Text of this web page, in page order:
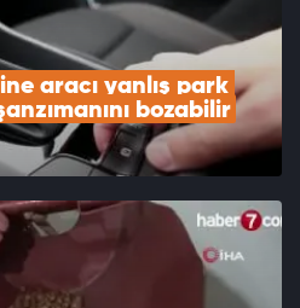
aracı yanlış park
bozabilir